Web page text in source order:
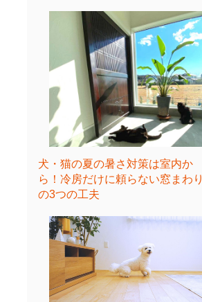
犬・猫の夏の暑さ対策は室内か
ら！冷房だけに頼らない窓まわり
の3つの工夫